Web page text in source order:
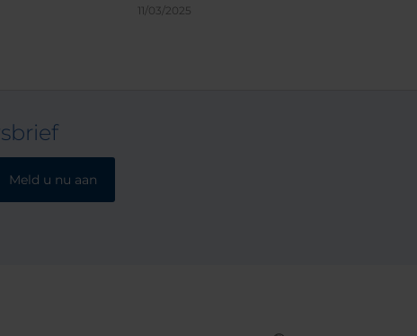
de beste gastvrijheid11/03/2025
Meld u nu aan